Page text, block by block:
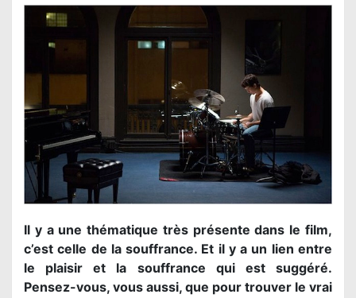
Il y a une thématique très présente dans le film,
c’est celle de la souffrance. Et il y a un lien entre
le plaisir et la souffrance qui est suggéré.
Pensez-vous, vous aussi, que pour trouver le vrai